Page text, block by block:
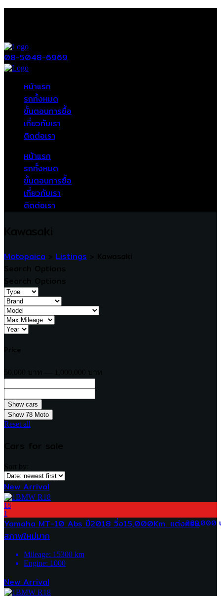
08-5048-6969
หน้าแรก
รถทั้งหมด
ขั้นตอนการซื้อ
เกี่ยวกับเรา
ติดต่อเรา
หน้าแรก
รถทั้งหมด
ขั้นตอนการซื้อ
เกี่ยวกับเรา
ติดต่อเรา
Motopaica Listings
Show 78 Moto
Reset all
New Arrival
18
1
289,000
Yamaha MT-10 Abs ปี2018 วิ่ง15,000Km. แต่งครบ
สภาพใหม่มาก
Mileage: 15300 km
Engine: 1000
New Arrival